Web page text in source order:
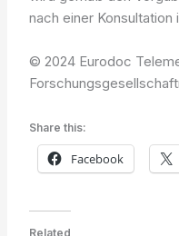
nach einer Konsultation
© 2024 Eurodoc
Share this:
Facebook
Related